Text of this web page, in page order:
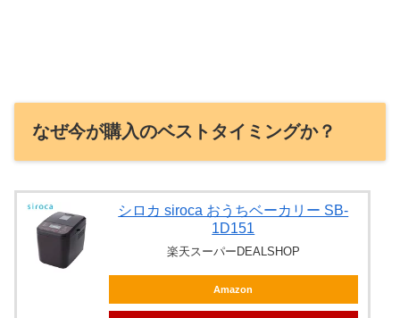
なぜ今が購入のベストタイミングか？
シロカ siroca おうちベーカリー SB-
1D151
楽天スーパーDEALSHOP
Amazon